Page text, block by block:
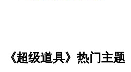
《超级道具》热门主题